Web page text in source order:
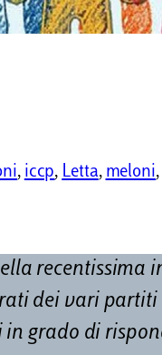
, iccp, Letta, meloni,
recentissima
dei vari
grado di